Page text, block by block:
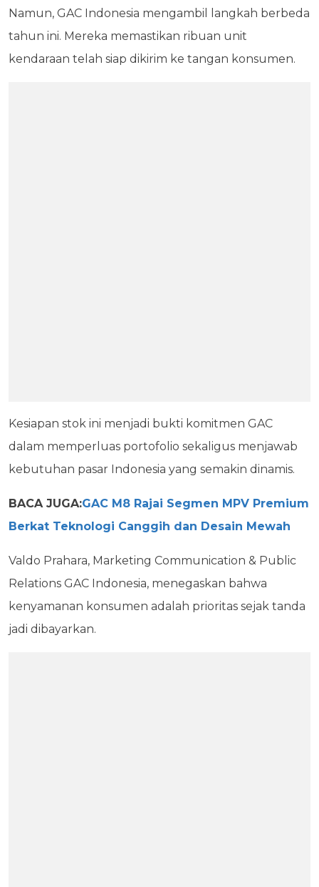
Namun, GAC Indonesia mengambil langkah berbeda
tahun ini. Mereka memastikan ribuan unit
kendaraan telah siap dikirim ke tangan konsumen.
Kesiapan stok ini menjadi bukti komitmen GAC
dalam memperluas portofolio sekaligus menjawab
kebutuhan pasar Indonesia yang semakin dinamis.
BACA JUGA:GAC M8 Rajai Segmen MPV Premium
Berkat Teknologi Canggih dan Desain Mewah
Valdo Prahara, Marketing Communication & Public
Relations GAC Indonesia, menegaskan bahwa
kenyamanan konsumen adalah prioritas sejak tanda
jadi dibayarkan.